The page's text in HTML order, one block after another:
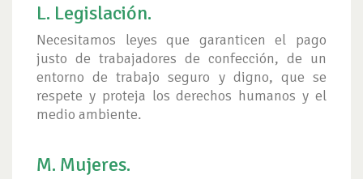
L. Legislación.
Necesitamos leyes que garanticen el pago
justo de trabajadores de confección, de un
entorno de trabajo seguro y digno, que se
respete y proteja los derechos humanos y el
medio ambiente.
M. Mujeres.